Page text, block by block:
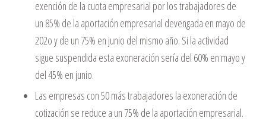
exención de la cuota empresarial por los trabajadores de
un 85% de la aportación empresarial devengada en mayo de
202o y de un 75% en junio del mismo año. Si la actividad
sigue suspendida esta exoneración sería del 60% en mayo y
del 45% en junio.
Las empresas con 50 más trabajadores la exoneración de
cotización se reduce a un 75% de la aportación empresarial.